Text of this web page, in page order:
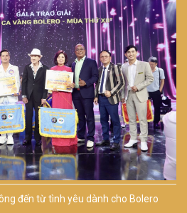
đến từ tình yêu dành cho Bolero